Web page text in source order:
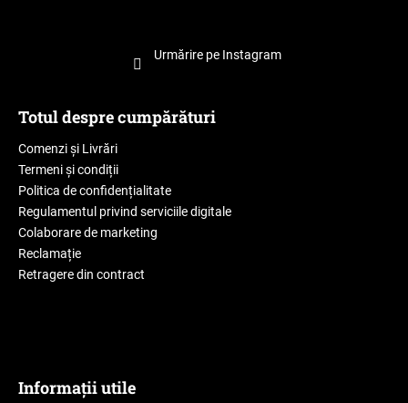
Urmărire pe Instagram
Totul despre cumpărături
Comenzi și Livrări
Termeni și condiții
Politica de confidențialitate
Regulamentul privind serviciile digitale
Colaborare de marketing
Reclamație
Retragere din contract
Informații utile